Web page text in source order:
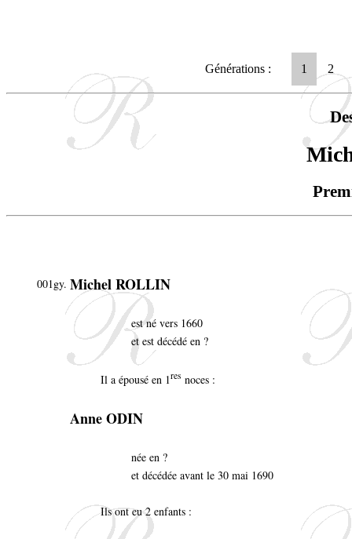
Générations : 1 2
001gy. Michel ROLLIN
est né vers 1660
et est décédé en ?
Il a épousé en 1res noces :
Anne ODIN
née en ?
et décédée avant le 30 mai 1690
Ils ont eu 2 enfants :